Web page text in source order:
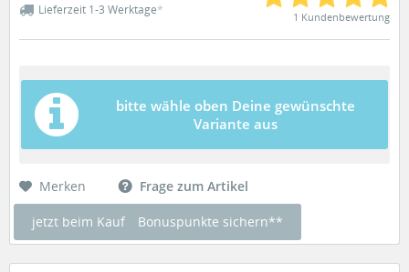
Lieferzeit 1-3 Werktage* 1 Kundenbewertung
bitte wähle oben Deine gewünschte
Variante aus
Merken Frage zum Artikel
jetzt beim Kauf Bonuspunkte sichern**